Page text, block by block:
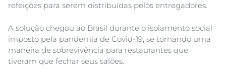
refeições para serem distribuídas pelos entregadores.
A solução chegou ao Brasil durante o isolamento social
imposto pela pandemia de Covid-19, se tornando uma
maneira de sobrevivência para restaurantes que
tiveram que fechar seus salões.